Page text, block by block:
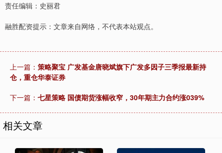
责任编辑：史丽君
融胜配资提示：文章来自网络，不代表本站观点。
上一篇： 策略聚宝 广发基金唐晓斌旗下广发多因子三季报最新持
仓，重仓华泰证券
下一篇： 七星策略 国债期货涨幅收窄，30年期主力合约涨039%
相关文章